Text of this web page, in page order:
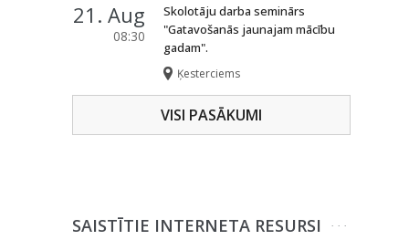
21. Aug
08:30
Skolotāju darba seminārs
"Gatavošanās jaunajam mācību
gadam".
Ķesterciems
VISI PASĀKUMI
SAISTĪTIE INTERNETA RESURSI